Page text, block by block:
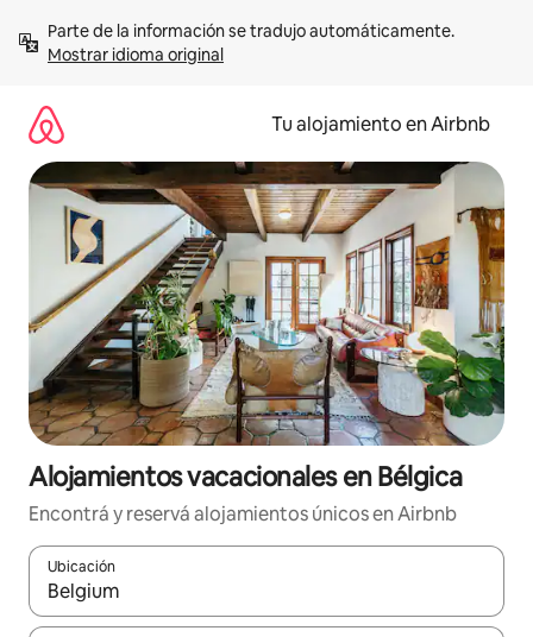
contenidoMostrar idioma original
Tu alojamiento en Airbnb
Alojamientos vacacionales en Bélgica
Encontrá y reservá alojamientos únicos en Airbnb
Ubicación
Cuando los resultados estén disponibles, navegá con las